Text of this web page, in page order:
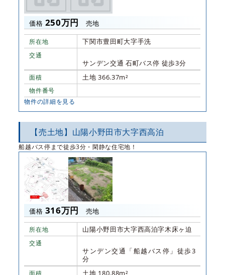
価格 250万円 売地
所在地 下関市豊田町大字手洗
交通
サンデン交通 石町バス停 徒歩3分
面積 土地 366.37m²
物件番号
物件の詳細を見る
【売土地】山陽小野田市大字西高泊
船越バス停まで徒歩3分・閑静な住宅地！
価格 316万円 売地
所在地 山陽小野田市大字西高泊字木床ヶ迫
交通
サンデン交通「船越バス停」徒歩3
分
面積 土地 180.88m²